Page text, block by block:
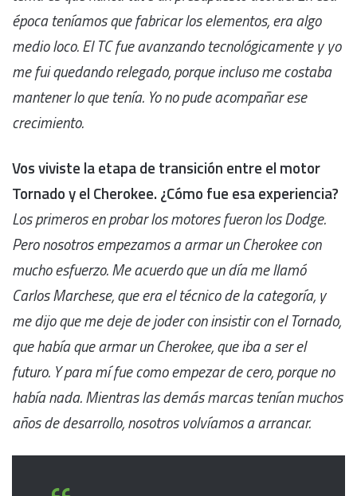
época teníamos que fabricar los elementos, era algo
medio loco. El TC fue avanzando tecnológicamente y yo
me fui quedando relegado, porque incluso me costaba
mantener lo que tenía. Yo no pude acompañar ese
crecimiento.
Vos viviste la etapa de transición entre el motor
Tornado y el Cherokee. ¿Cómo fue esa experiencia?
Los primeros en probar los motores fueron los Dodge.
Pero nosotros empezamos a armar un Cherokee con
mucho esfuerzo. Me acuerdo que un día me llamó
Carlos Marchese, que era el técnico de la categoría, y
me dijo que me deje de joder con insistir con el Tornado,
que había que armar un Cherokee, que iba a ser el
futuro. Y para mí fue como empezar de cero, porque no
había nada. Mientras las demás marcas tenían muchos
años de desarrollo, nosotros volvíamos a arrancar.